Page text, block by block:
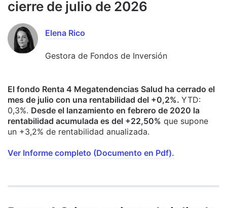
cierre de julio de 2026
Elena Rico
Gestora de Fondos de Inversión
El fondo Renta 4 Megatendencias Salud ha cerrado el
mes de julio con una rentabilidad del +0,2%. YTD:
0,3%. Desde el lanzamiento en febrero de 2020 la
rentabilidad acumulada es del +22,50% que supone
un +3,2% de rentabilidad anualizada.
Ver Informe completo (Documento en Pdf).